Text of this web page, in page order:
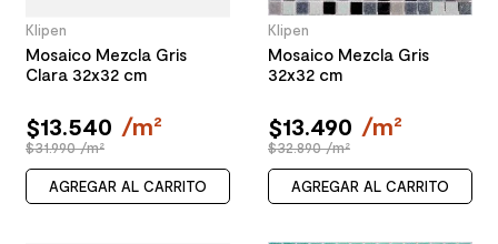
Klipen
Mosaico Mezcla Gris
Clara 32x32 cm
$13.540 /m²
$31.990 /m²
AGREGAR AL CARRITO
Klipen
Mosaico Mezcla Gris
32x32 cm
$13.490 /m²
$32.890 /m²
AGREGAR AL CARRITO